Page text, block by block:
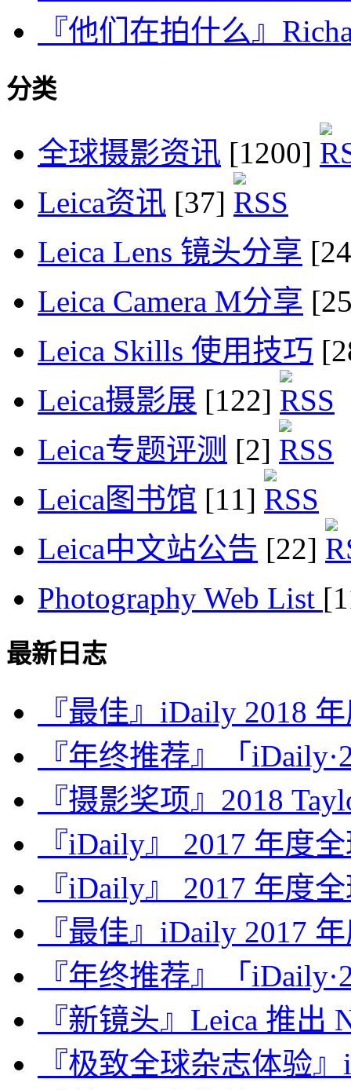
『他们在拍什么』
分类
全球摄影资讯 [1200]
Leica资讯 [37]
Leica Lens 镜头分享
Leica Camera M分享
Leica Skills 使用技巧
Leica摄影展 [122]
Leica专题评测 [2]
Leica图书馆 [11]
Leica中文站公告 [22]
Photography Web List
最新日志
『最佳』iDaily 2018
『年终推荐』「
『摄影奖项』2018
『iDaily』 2017 年度
『iDaily』 2017 年度
『最佳』iDaily 2017
『年终推荐』「
『新镜头』Leica 推出
『极致全球杂志体验